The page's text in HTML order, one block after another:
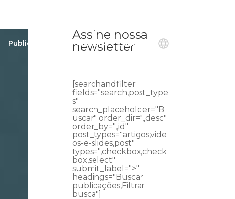
Publicações Ouvidoria Contato
Assine nossa
newsletter
[searchandfilter
fields="search,post_type
s"
search_placeholder="B
uscar" order_dir=",,desc"
order_by=",,id"
post_types="artigos,vide
os-e-slides,post"
types=",checkbox,check
box,select"
submit_label=">"
headings="Buscar
publicações,Filtrar
busca"]